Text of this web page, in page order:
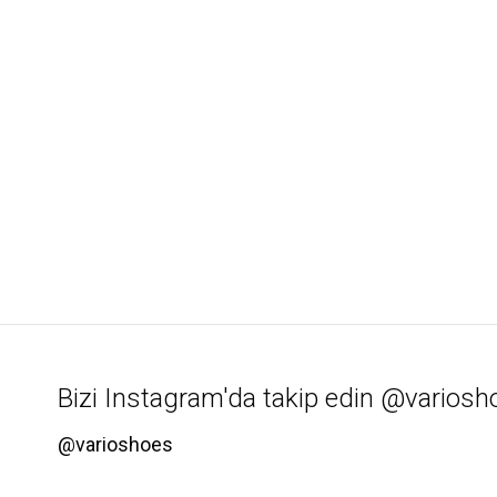
Bizi Instagram'da takip edin
@varioshoes